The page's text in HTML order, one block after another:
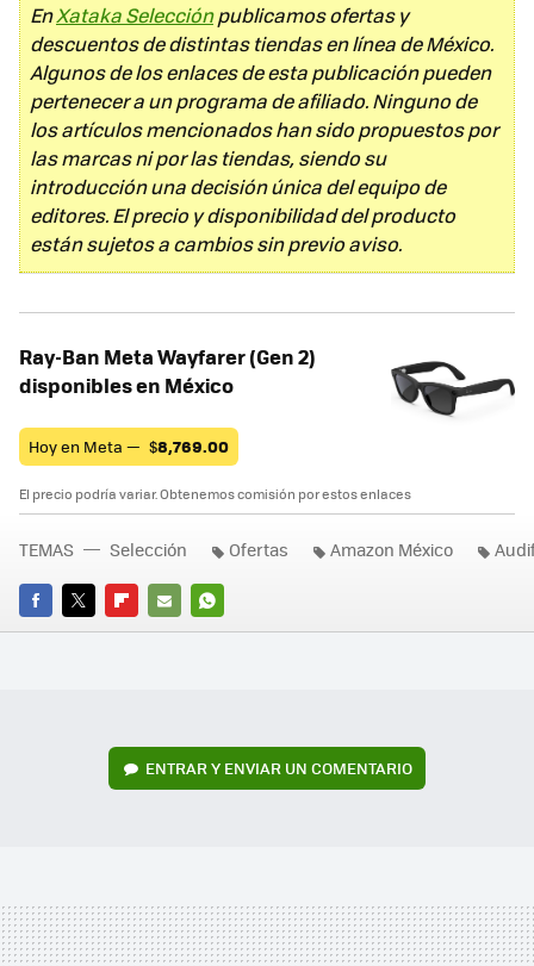
EnXataka Selecciónpublicamos ofertas y
descuentos de distintas tiendas en línea de México.
Algunos de los enlaces de esta publicación pueden
pertenecer a un programa de afiliado. Ninguno de
los artículos mencionados han sido propuestos por
las marcas ni por las tiendas, siendo su
introducción una decisión única del equipo de
editores. El precio y disponibilidad del producto
están sujetos a cambios sin previo aviso.
Ray-Ban Meta Wayfarer (Gen 2)
disponibles en México
Hoy en Meta — $8,769.00
El precio podría variar. Obtenemos comisión por estos enlaces
FACEBOOK
TWITTERFLIPBOARD
E-
WHATSAPP
TEMAS Selección Ofertas Amazon México
ENTRAR Y ENVIAR UN COMENTARIO